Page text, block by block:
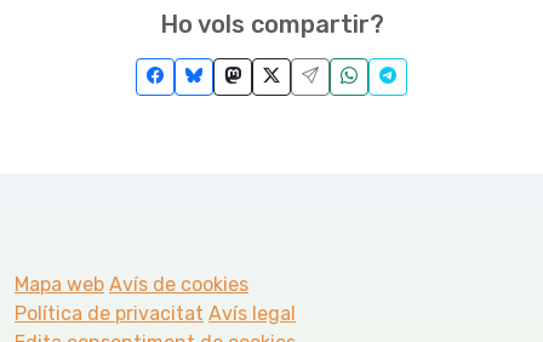
Ho vols compartir?
Mapa web Avís de cookies
Política de privacitat Avís legal